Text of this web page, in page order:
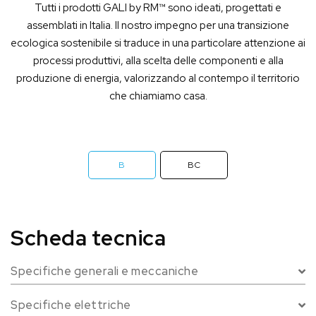
Tutti i prodotti GALI by RM™ sono ideati, progettati e
assemblati in Italia. Il nostro impegno per una transizione
ecologica sostenibile si traduce in una particolare attenzione ai
processi produttivi, alla scelta delle componenti e alla
produzione di energia, valorizzando al contempo il territorio
che chiamiamo casa.
B BC
Scheda tecnica
Specifiche generali e meccaniche
Caricatore
Specifiche elettriche